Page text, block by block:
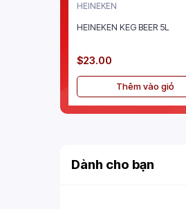
HEINEKEN
HEINEKEN KEG BEER 5L
$23.00
Thêm vào giỏ
Dành cho bạn